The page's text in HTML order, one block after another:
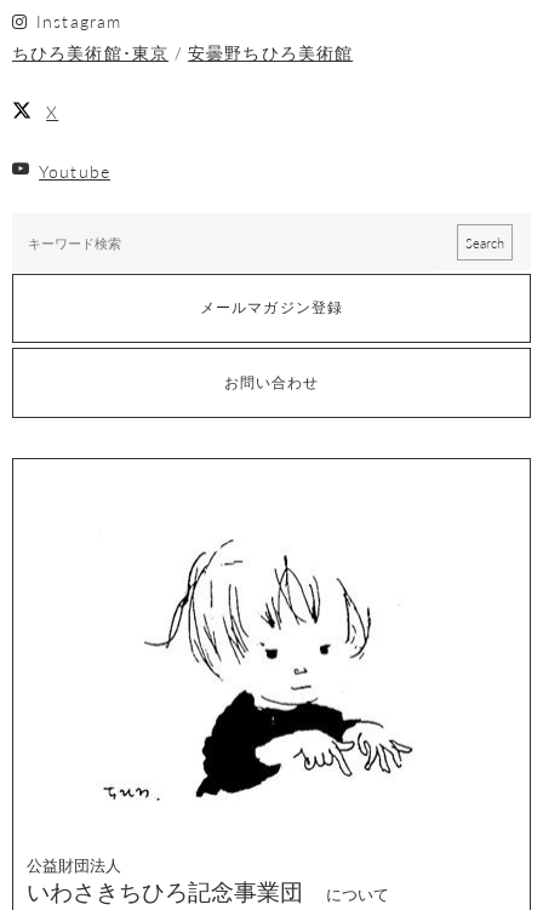
Instagram
ちひろ美術館･東京
安曇野ちひろ美術館
X
Youtube
メールマガジン登録
お問い合わせ
公益財団法人
いわさきちひろ記念事業団 について